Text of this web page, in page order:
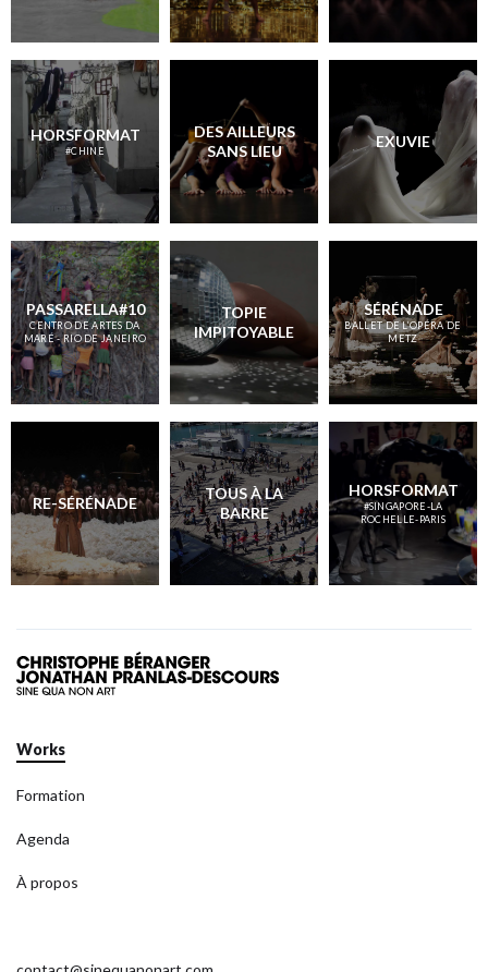
HORSFORMAT
#CHINE
DES AILLEURS
SANS LIEU
EXUVIE
PASSARELLA#10
CENTRO DE ARTES DA
MARÉ - RIO DE JANEIRO
TOPIE
IMPITOYABLE
SÉRÉNADE
BALLET DE L’OPÉRA DE
METZ
RE-SÉRÉNADE
TOUS À LA
BARRE
HORSFORMAT
#SINGAPORE-LA
ROCHELLE-PARIS
Works
Formation
Agenda
À propos